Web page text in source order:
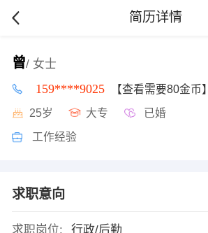
简历详情
曾/ 女士
159****9025 【查看需要80金币】
25岁 大专 已婚
工作经验
求职意向
求职岗位:
行政/后勤